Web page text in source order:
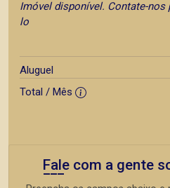
Imóvel disponível. Contate-
lo
Aluguel
Total / Mês
Fale com a gente